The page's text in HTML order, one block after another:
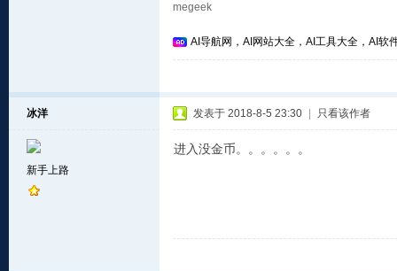
megeek
AI导航网，AI网站大全，AI工具大全，AI软
冰洋
新手上路
发表于 2018-8-5 23:30 只看该作者
进入没金币。。。。。。